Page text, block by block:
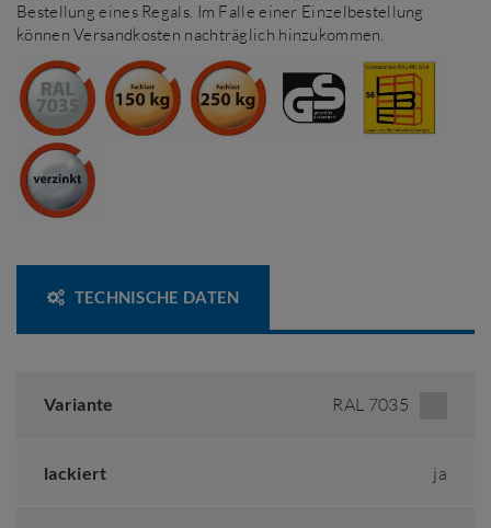
Bestellung eines Regals. Im Falle einer Einzelbestellung
können Versandkosten nachträglich hinzukommen.
TECHNISCHE DATEN
Variante RAL 7035
lackiert ja